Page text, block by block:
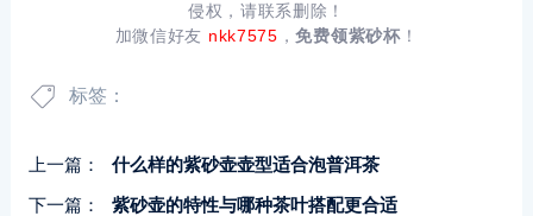
侵权，请联系删除！
加微信好友 nkk7575 ，免费领紫砂杯！
标签：
上一篇：
什么样的紫砂壶壶型适合泡普洱茶
下一篇：
紫砂壶的特性与哪种茶叶搭配更合适